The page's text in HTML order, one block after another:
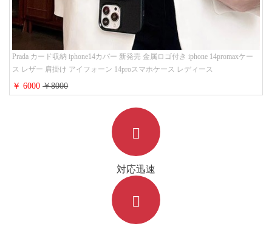
Prada カード収納 iphone14カバー 新発売 金属ロゴ付き iphone 14promaxケー
ス レザー 肩掛け アイフォーン 14proスマホケース レディース
￥ 6000￥8000
対応迅速